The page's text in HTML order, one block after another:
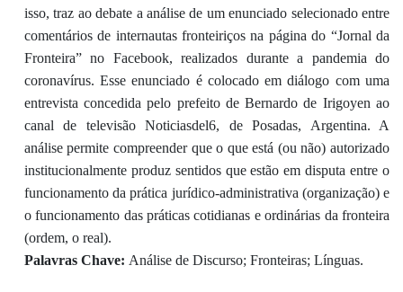
isso, traz ao debate a análise de um enunciado selecionado entre
comentários de internautas fronteiriços na página do “Jornal da
Fronteira” no Facebook, realizados durante a pandemia do
coronavírus. Esse enunciado é colocado em diálogo com uma
entrevista concedida pelo prefeito de Bernardo de Irigoyen ao
canal de televisão Noticiasdel6, de Posadas, Argentina. A
análise permite compreender que o que está (ou não) autorizado
institucionalmente produz sentidos que estão em disputa entre o
funcionamento da prática jurídico-administrativa (organização) e
o funcionamento das práticas cotidianas e ordinárias da fronteira
(ordem, o real).
Palavras Chave: Análise de Discurso; Fronteiras; Línguas.